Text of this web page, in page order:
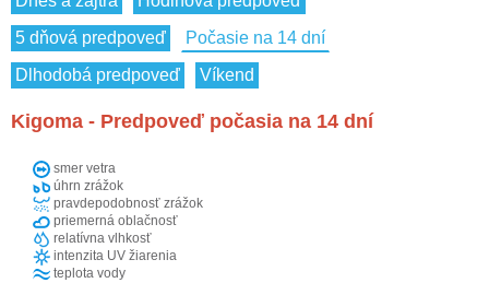
5 dňová predpoveď
Počasie na 14 dní
Dlhodobá predpoveď
Víkend
Kigoma - Predpoveď počasia na 14 dní
smer vetra
úhrn zrážok
pravdepodobnosť zrážok
priemerná oblačnosť
relatívna vlhkosť
intenzita UV žiarenia
teplota vody